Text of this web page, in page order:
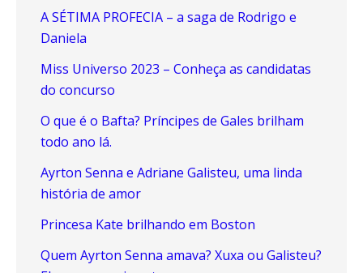
A SÉTIMA PROFECIA – a saga de Rodrigo e
Daniela
Miss Universo 2023 – Conheça as candidatas
do concurso
O que é o Bafta? Príncipes de Gales brilham
todo ano lá.
Ayrton Senna e Adriane Galisteu, uma linda
história de amor
Princesa Kate brilhando em Boston
Quem Ayrton Senna amava? Xuxa ou Galisteu?